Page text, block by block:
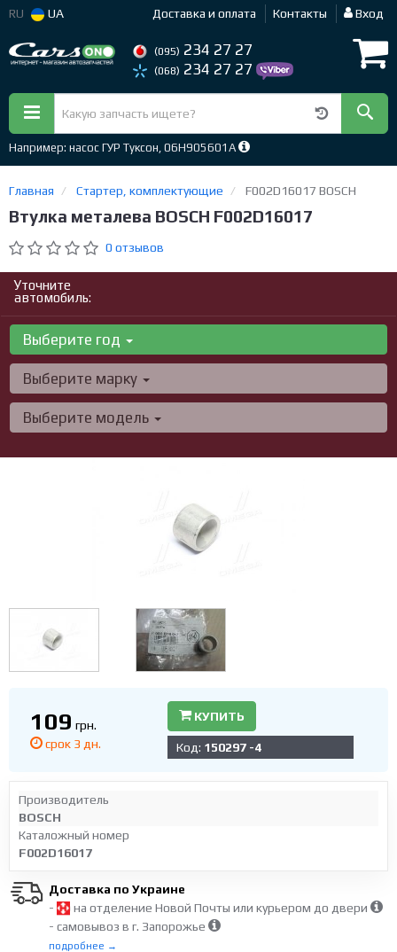
RU UA Доставка и оплата Контакты Вход
(095) 234 27 27
(068) 234 27 27
Например: насос ГУР Туксон, 06H905601A
Главная Стартер, комплектующие F002D16017 BOSCH
Втулка металева BOSCH F002D16017
0 отзывов
Уточните
автомобиль:
Выберите год
Выберите марку
Выберите модель
109 грн.
срок 3 дн.
КУПИТЬ
Код: 150297 -4
Производитель
BOSCH
Каталожный номер
F002D16017
Доставка по Украине
-
на отделение Новой Почты или курьером до двери
- самовывоз в г. Запорожье
подробнее →